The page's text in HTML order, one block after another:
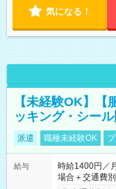
気になる！
【未経験OK】
ッキング・シー
派遣 職種未経験OK
給与
時給1400円／
場合＋交通費